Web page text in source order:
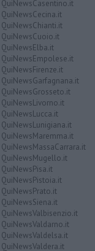
QuiNewsCasentino.it
QuiNewsCecina.it
QuiNewsChianti.it
QuiNewsCuoio.it
QuiNewsElba.it
QuiNewsEmpolese.it
QuiNewsFirenze.it
QuiNewsGarfagnana.it
QuiNewsGrosseto.it
QuiNewsLivorno.it
QuiNewsLucca.it
QuiNewsLunigiana.it
QuiNewsMaremma.it
QuiNewsMassaCarrara.it
QuiNewsMugello.it
QuiNewsPisa.it
QuiNewsPistoia.it
QuiNewsPrato.it
QuiNewsSiena.it
QuiNewsValbisenzio.it
QuiNewsValdarno.it
QuiNewsValdelsa.it
QuiNewsValdera.it